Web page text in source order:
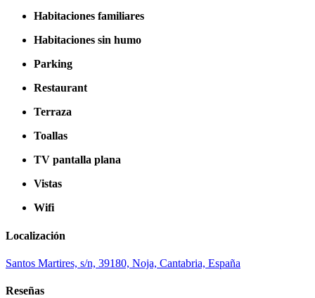
Habitaciones familiares
Habitaciones sin humo
Parking
Restaurant
Terraza
Toallas
TV pantalla plana
Vistas
Wifi
Localización
Santos Martires, s/n, 39180, Noja, Cantabria, España
Reseñas